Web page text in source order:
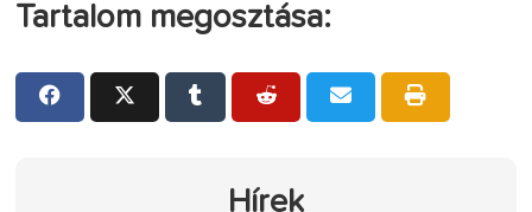
Tartalom megosztása:
Hírek